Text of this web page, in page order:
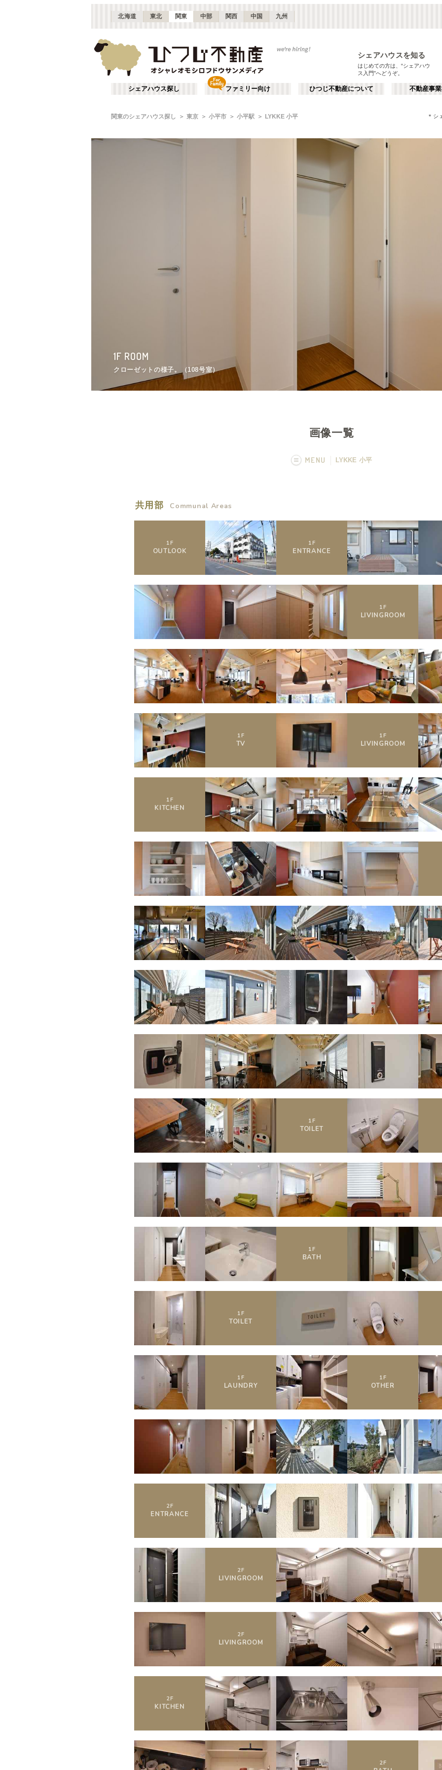
北海道 東北 関東 中部 関西 中国 九州
シェアハウスを知る
はじめての方は、“シェアハウ
ス入門”へどうぞ。
シェアハウス探し ファミリー向け ひつじ不動産について 不動産事
関東のシェアハウス探し 東京 小平市 小平駅 LYKKE 小平 ＊シ
2F ENTRANCE
靴箱の様子。
1F ROOM
クローゼットの様子。（108号室）
2F ROOM
ベランダの様子。（203号室）
3F LIVINGROOM
ユニットのリビング。間取りは2階のユニットと同じです。
3F BATH
バスルームの様子。
1F OTHER
ワークルームの一角にはソファが置かれています。
1F OTHER
廊下の様子。右手が水まわりです。
2F OTHER
外階段の様子2。
2F ENTRANCE
靴箱の様子。
1F ROOM
クローゼットの様子。（108号室）
画像一覧
MENU LYKKE 小平
運営者
共用部 Communal Areas
1F
OUTLOOK
1F
ENTRANCE
1F
LIVINGROOM
1F
TV
1F
LIVINGROOM
1F
KITCHEN
1F
TOILET
1F
BATH
1F
TOILET
1F
LAUNDRY
1F
OTHER
2F
ENTRANCE
2F
LIVINGROOM
2F
LIVINGROOM
2F
KITCHEN
2F